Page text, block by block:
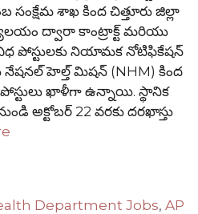
సంక్షేమ శాఖ కింద చిత్తూరు జిల్లా
ద్వారా కాంట్రాక్ట్ మరియు
పోస్టులకు నియామక నోటిఫికేషన్
హెల్త్ మిషన్ (NHM) కింద
ఖాళీగా ఉన్నాయి. స్థానిక
అక్టోబర్ 22 వరకు దరఖాస్తు
Department Jobs,AP